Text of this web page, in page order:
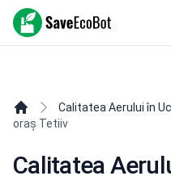
SaveEcoBot
Calitatea Aerului în
oraș Tetiiv
Calitatea